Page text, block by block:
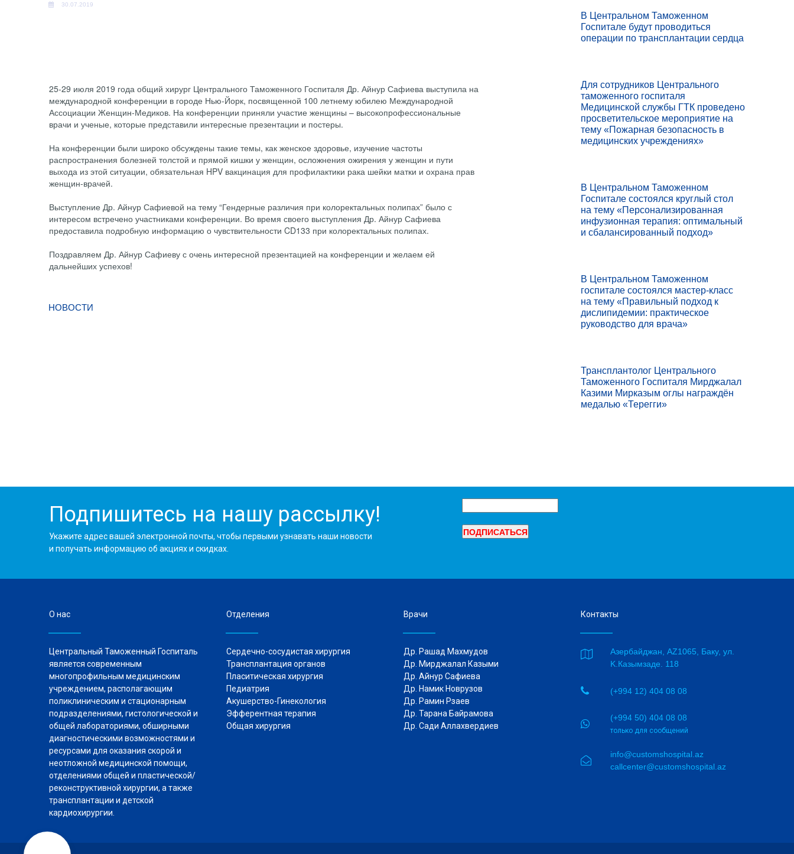
30.07.2019
25-29 июля 2019 года общий хирург Центрального Таможенного Госпиталя Др. Айнур Сафиева выступила на
международной конференции в городе Нью-Йорк, посвященной 100 летнему юбилею Международной
Ассоциации Женщин-Медиков. На конференции приняли участие женщины – высокопрофессиональные
врачи и ученые, которые представили интересные презентации и постеры.
На конференции были широко обсуждены такие темы, как женское здоровье, изучение частоты
распространения болезней толстой и прямой кишки у женщин, осложнения ожирения у женщин и пути
выхода из этой ситуации, обязательная HPV вакцинация для профилактики рака шейки матки и охрана прав
женщин-врачей.
Выступление Др. Айнур Сафиевой на тему “Гендерные различия при колоректальных полипах” было с
интересом встречено участниками конференции. Во время своего выступления Др. Айнур Сафиева
предоставила подробную информацию о чувствительности CD133 при колоректальных полипах.
Поздравляем Др. Айнур Сафиеву с очень интересной презентацией на конференции и желаем ей
дальнейших успехов!
НОВОСТИ
В Центральном Таможенном
Госпитале будут проводиться
операции по трансплантации сердца
Для сотрудников Центрального
таможенного госпиталя
Медицинской службы ГТК проведено
просветительское мероприятие на
тему «Пожарная безопасность в
медицинских учреждениях»
В Центральном Таможенном
Госпитале состоялся круглый стол
на тему «Персонализированная
инфузионная терапия: оптимальный
и сбалансированный подход»
В Центральном Таможенном
госпитале состоялся мастер-класс
на тему «Правильный подход к
дислипидемии: практическое
руководство для врача»
Трансплантолог Центрального
Таможенного Госпиталя Мирджалал
Казими Мирказым оглы награждён
медалью «Терегги»
Подпишитесь на нашу рассылку!
Укажите адрес вашей электронной почты, чтобы первыми узнавать наши новости
и получать информацию об акциях и скидках.
О нас
Центральный Таможенный Госпиталь
является современным
многопрофильным медицинским
учреждением, располагающим
поликлиническим и стационарным
подразделениями, гистологической и
общей лабораториями, обширными
диагностическими возможностями и
ресурсами для оказания скорой и
неотложной медицинской помощи,
отделениями общей и пластической/
реконструктивной хирургии, а также
трансплантации и детской
кардиохирургии.
Отделения
Сердечно-сосудистая хирургия
Трансплантация органов
Пласитическая хирургия
Педиатрия
Акушерство-Гинекология
Эфферентная терапия
Общая хирургия
Врачи
Др. Рашад Махмудов
Др. Мирджалал Казыми
Др. Айнур Сафиева
Др. Намик Новрузов
Др. Рамин Рзаев
Др. Тарана Байрамова
Др. Сади Аллахвердиев
Контакты

Азербайджан, AZ1065, Баку, ул.
K.Казымзаде. 118
 (+994 12) 404 08 08

(+994 50) 404 08 08
только для сообщений

info@customshospital.az
callcenter@customshospital.az